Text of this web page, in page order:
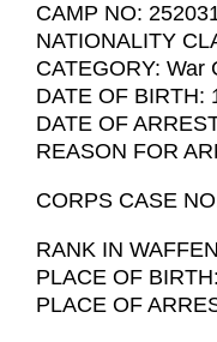
CAMP NO:
NATIONALITY
CATEGORY: War
DATE OF BIRTH:
DATE OF
REASON FOR
CORPS CASE
RANK IN
PLACE OF
PLACE OF